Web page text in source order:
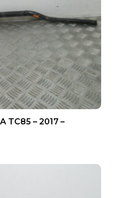
TC85 – 2017 –